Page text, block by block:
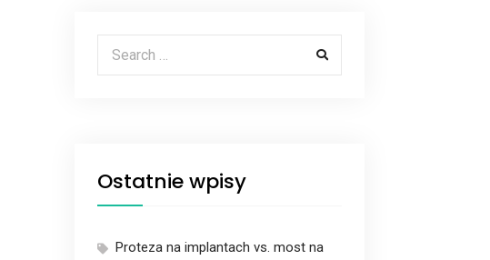
Search for:
Ostatnie wpisy
Proteza na implantach vs. most na